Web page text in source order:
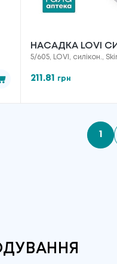
НАСАДКА LOVI
НА СОСОК SKIN
5/605, LOVI, силікон.,
211.81 грн
1